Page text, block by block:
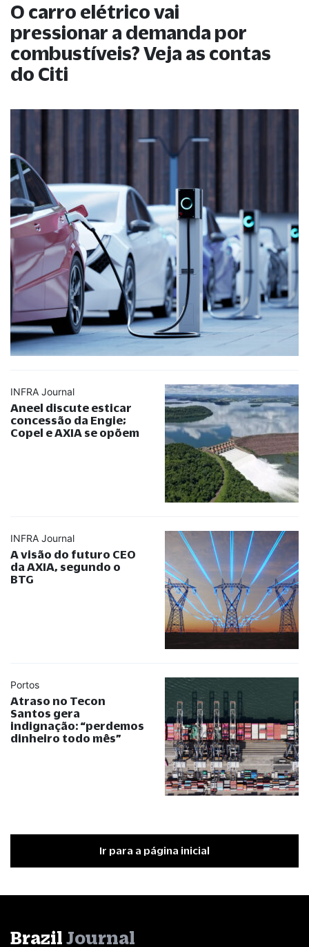
O carro elétrico vai
pressionar a demanda por
combustíveis? Veja as contas
do Citi
INFRA Journal
Aneel discute esticar
concessão da Engie;
Copel e AXIA se opõem
INFRA Journal
A visão do futuro CEO
da AXIA, segundo o
BTG
Portos
Atraso no Tecon
Santos gera
indignação: “perdemos
dinheiro todo mês”
Ir para a página inicial
Brazil Journal